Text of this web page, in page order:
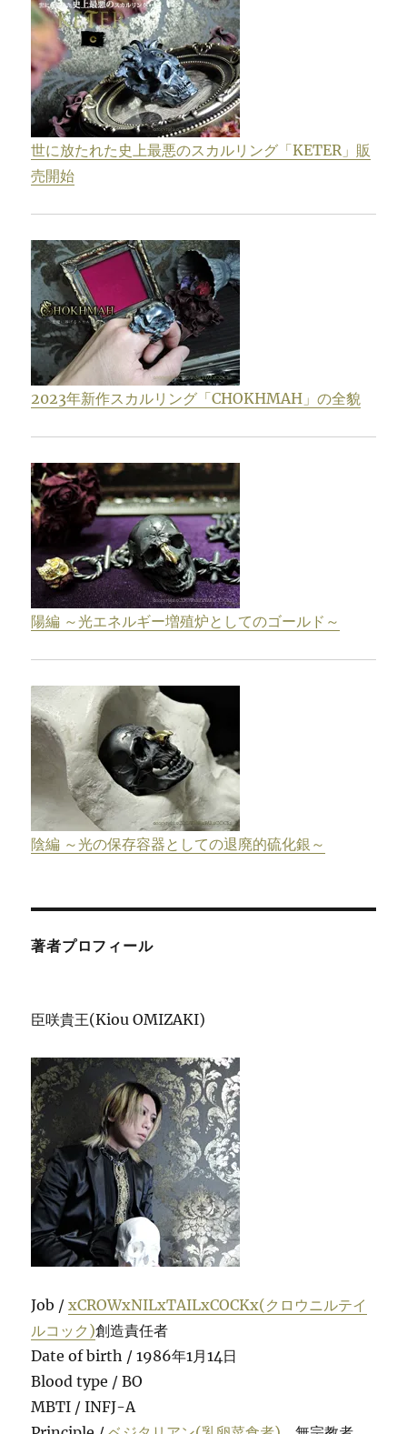
世に放たれた史上最悪のスカルリング「KETER」販
売開始
2023年新作スカルリング「CHOKHMAH」の全貌
陽編 ～光エネルギー増殖炉としてのゴールド～
陰編 ～光の保存容器としての退廃的硫化銀～
著者プロフィール
臣咲貴王(Kiou OMIZAKI)
Job /xCROWxNILxTAILxCOCKx(クロウニルテイ
ルコック)創造責任者
Date of birth / 1986年1月14日
Blood type / BO
MBTI / INFJ-A